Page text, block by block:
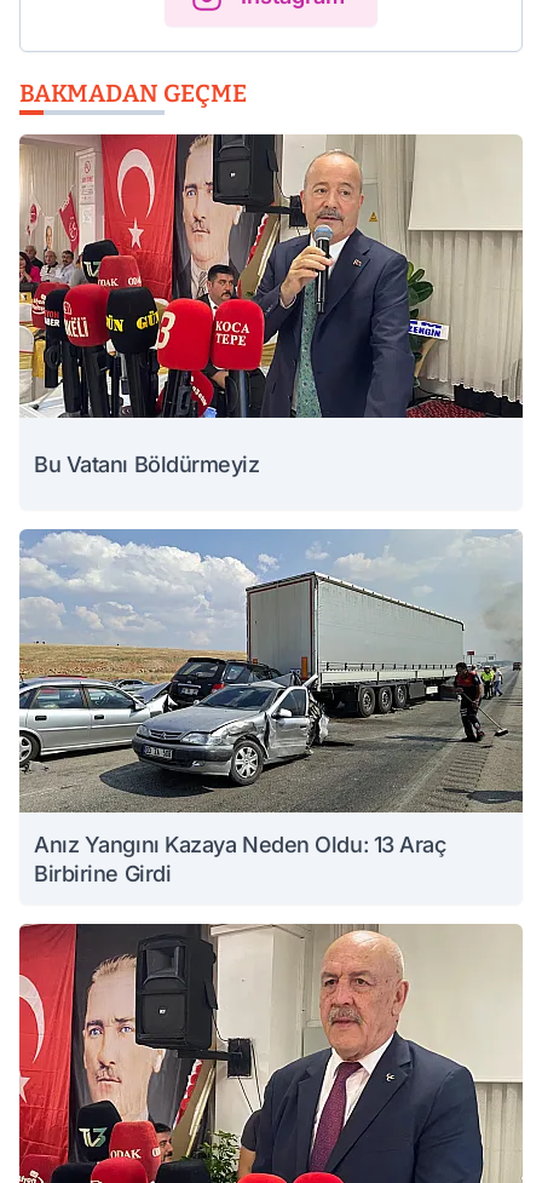
BAKMADAN GEÇME
Bu Vatanı Böldürmeyiz
Anız Yangını Kazaya Neden Oldu: 13 Araç
Birbirine Girdi